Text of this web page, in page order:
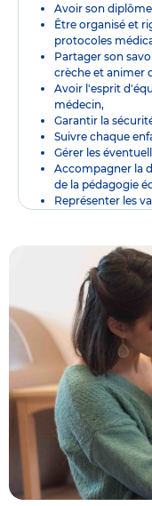
Avoir son
Être organisé et
protocoles
Partager son
crèche et animer
Avoir l'esprit
médecin,
Garantir la
Suivre chaque
Gérer les
Accompagner la
de la pédagogie
Représenter les